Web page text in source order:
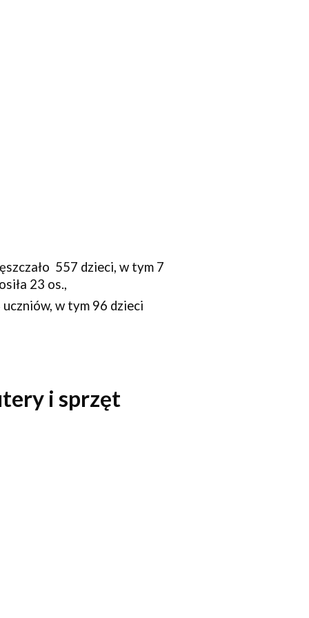
557 dzieci, w tym 7
23 os.,
w tym 96 dzieci
i sprzęt